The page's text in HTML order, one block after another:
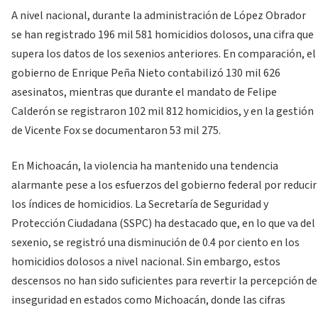
A nivel nacional, durante la administración de López Obrador
se han registrado 196 mil 581 homicidios dolosos, una cifra que
supera los datos de los sexenios anteriores. En comparación, el
gobierno de Enrique Peña Nieto contabilizó 130 mil 626
asesinatos, mientras que durante el mandato de Felipe
Calderón se registraron 102 mil 812 homicidios, y en la gestión
de Vicente Fox se documentaron 53 mil 275.
En Michoacán, la violencia ha mantenido una tendencia
alarmante pese a los esfuerzos del gobierno federal por reducir
los índices de homicidios. La Secretaría de Seguridad y
Protección Ciudadana (SSPC) ha destacado que, en lo que va del
sexenio, se registró una disminución de 0.4 por ciento en los
homicidios dolosos a nivel nacional. Sin embargo, estos
descensos no han sido suficientes para revertir la percepción de
inseguridad en estados como Michoacán, donde las cifras